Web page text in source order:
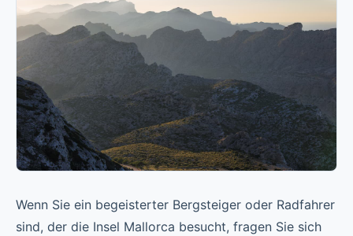
Wenn Sie ein begeisterter Bergsteiger oder Radfahrer
sind, der die Insel Mallorca besucht, fragen Sie sich